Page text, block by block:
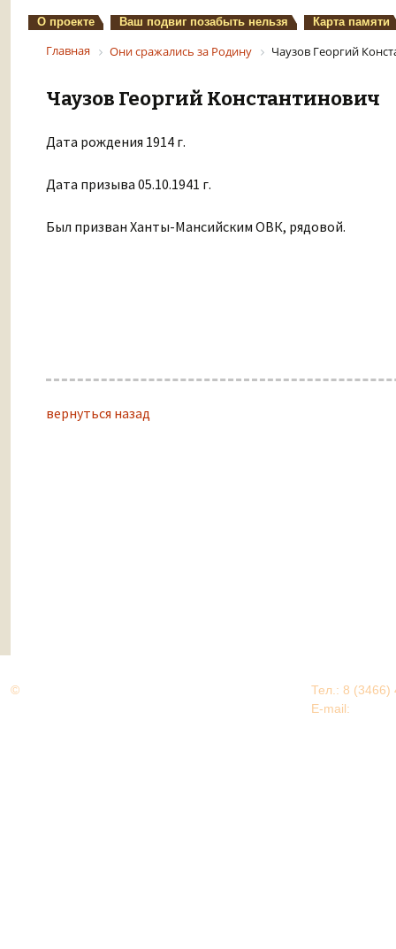
О проекте Ваш подвиг позабыть нельзя Карта памяти
Главная Они сражались за Родину Чаузов Георгий
Чаузов Георгий Константинович
Дата рождения 1914 г.
Дата призыва 05.10.1941 г.
Был призван Ханты-Мансийским ОВК, рядовой.
вернуться назад
©
Тел.: 8 (3466)
E-mail: